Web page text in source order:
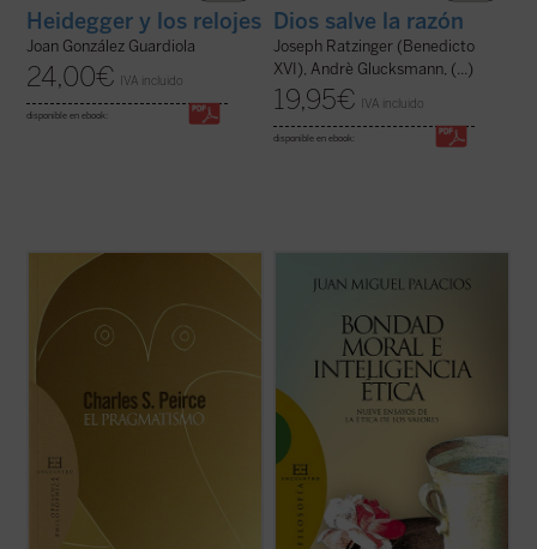
Heidegger y los relojes
Joan González Guardiola
24,00€ IVA incluido
disponible en ebook:
Dios salve la razón
Joseph Ratzinger (Benedicto
XVI), Andrè Glucksmann, (...)
19,95€ IVA incluido
disponible en ebook:
En los últimos años de su vida, Charles S.
Peirce, «el intelecto más original y versátil
que América ha producido», retoma
muchas cuestiones dentro de su evolución
intelectual y trata de dar una forma
definitiva al sistema de su pensamiento. ...
los valores y la ética fundada en ellos
habla tan sólo de valores bursátiles. Ahora
también los pedagogos ensayan desde sus
tarimas la educación en valores, ...